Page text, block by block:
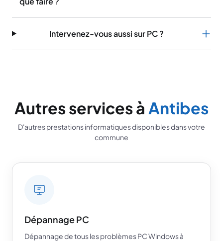
Intervenez-vous aussi sur PC ?
Autres services à Antibes
D'autres prestations informatiques disponibles dans votre
commune
Dépannage PC
Dépannage de tous les problèmes PC Windows à